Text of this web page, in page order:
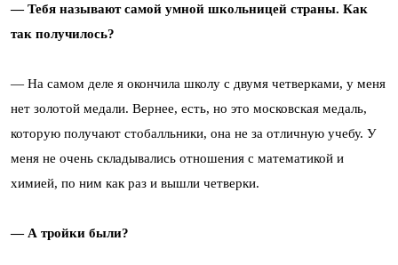
— Тебя называют самой умной школьницей страны. Как
так получилось?
— На самом деле я окончила школу с двумя четверками, у меня
нет золотой медали. Вернее, есть, но это московская медаль,
которую получают стобалльники, она не за отличную учебу. У
меня не очень складывались отношения с математикой и
химией, по ним как раз и вышли четверки.
— А тройки были?